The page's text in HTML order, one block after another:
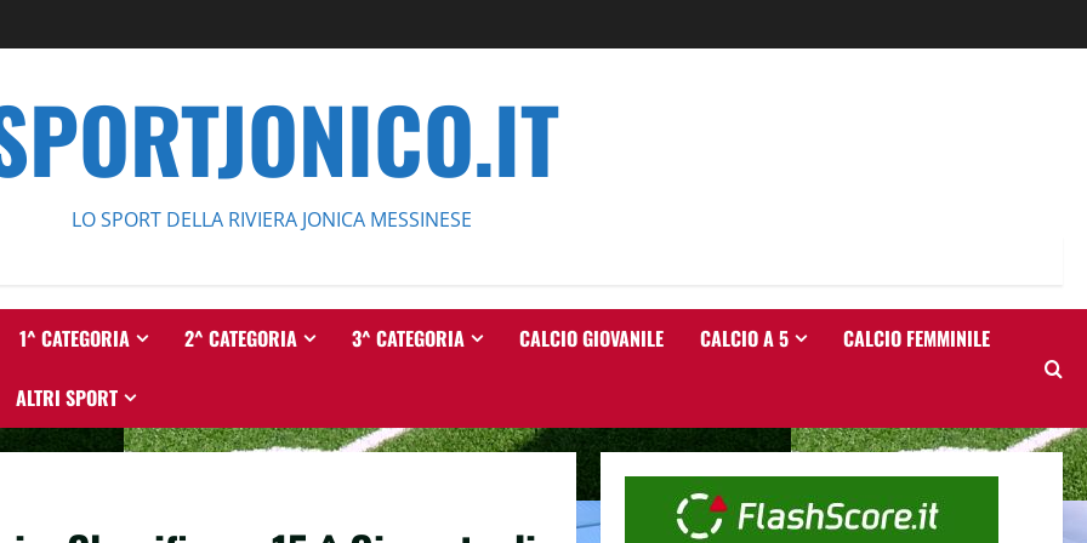
LO SPORT DELLA RIVIERA JONICA MESSINESE
1^ CATEGORIA 2^ CATEGORIA 3^ CATEGORIA CALCIO GIOVANILE CALCIO A 5 CALCIO FEMMINILE
ALTRI SPORT